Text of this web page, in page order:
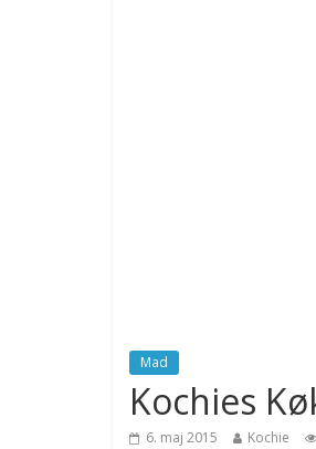
Mad
Kochies
6. maj 2015 Kochie